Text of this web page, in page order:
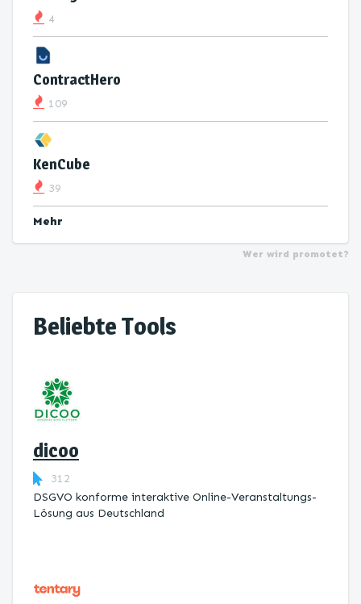
4
ContractHero
109
KenCube
39
Mehr
Wer wird promotet?
Beliebte Tools
dicoo
312
DSGVO konforme interaktive Online-Veranstaltungs-
Lösung aus Deutschland